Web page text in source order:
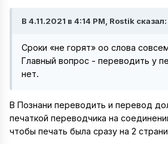
В 4.11.2021 в 4:14 PM, Rostik сказал:
Сроки «не горят» оо слова
Главный вопрос - переводить у
нет.
В Познани переводить и перевод
печаткой переводчика на
чтобы печать была сразу на 2